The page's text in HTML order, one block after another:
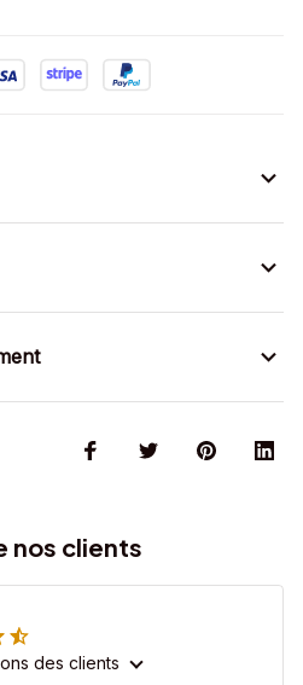
nos clients
des clients